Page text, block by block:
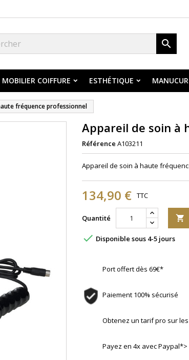

MOBILIER COIFFURE ESTHÉTIQUE
fréquence professionnel
Appareil de soin à
Référence A103211
Appareil de soin à haute
134,90 € TTC
Quantité 
 Disponible sous 4-5 jours
Port offert dès 69€*
Paiement 100% sécurisé
Obtenez un tarif pro sur
Payez en 4x avec Paypal*>